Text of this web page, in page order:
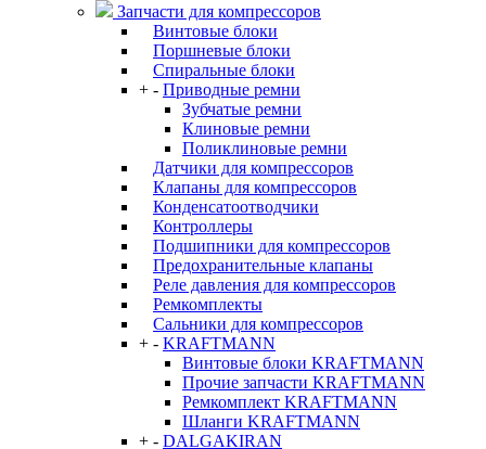
Запчасти для компрессоров
Винтовые блоки
Поршневые блоки
Спиральные блоки
+ - Приводные ремни
Зубчатые ремни
Клиновые ремни
Поликлиновые ремни
Датчики для компрессоров
Клапаны для компрессоров
Конденсатоотводчики
Контроллеры
Подшипники для компрессоров
Предохранительные клапаны
Реле давления для компрессоров
Ремкомплекты
Сальники для компрессоров
+ - KRAFTMANN
Винтовые блоки KRAFTMANN
Прочие запчасти KRAFTMANN
Ремкомплект KRAFTMANN
Шланги KRAFTMANN
+ - DALGAKIRAN